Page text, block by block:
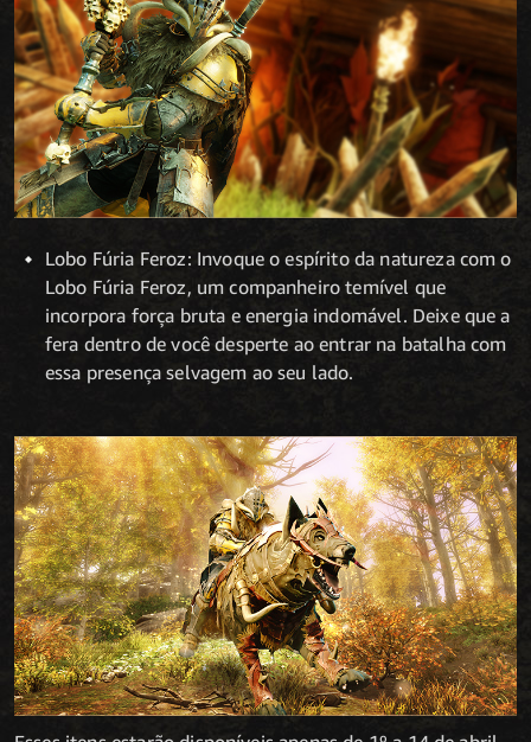
Lobo Fúria Feroz: Invoque o espírito da natureza com o
Lobo Fúria Feroz, um companheiro temível que
incorpora força bruta e energia indomável. Deixe que a
fera dentro de você desperte ao entrar na batalha com
essa presença selvagem ao seu lado.